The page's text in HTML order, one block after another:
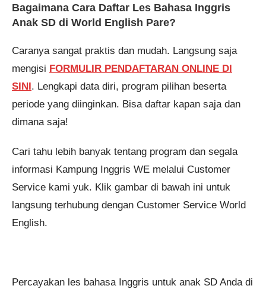
Bagaimana Cara Daftar Les Bahasa Inggris
Anak SD di World English Pare?
Caranya sangat praktis dan mudah. Langsung saja
mengisi FORMULIR PENDAFTARAN ONLINE DI
SINI. Lengkapi data diri, program pilihan beserta
periode yang diinginkan. Bisa daftar kapan saja dan
dimana saja!
Cari tahu lebih banyak tentang program dan segala
informasi Kampung Inggris WE melalui Customer
Service kami yuk. Klik gambar di bawah ini untuk
langsung terhubung dengan Customer Service World
English.
Percayakan les bahasa Inggris untuk anak SD Anda di